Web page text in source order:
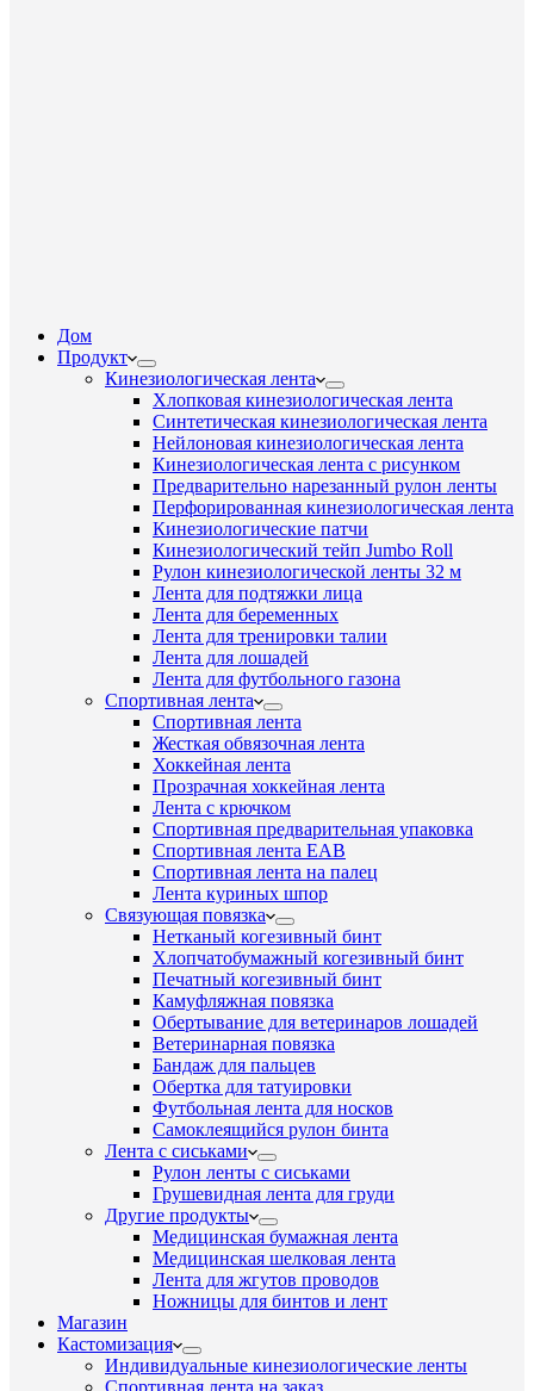
Дом
Продукт
Кинезиологическая лента
Хлопковая кинезиологическая лента
Синтетическая кинезиологическая лента
Нейлоновая кинезиологическая лента
Кинезиологическая лента с рисунком
Предварительно нарезанный рулон ленты
Перфорированная кинезиологическая лента
Кинезиологические патчи
Кинезиологический тейп Jumbo Roll
Рулон кинезиологической ленты 32 м
Лента для подтяжки лица
Лента для беременных
Лента для тренировки талии
Лента для лошадей
Лента для футбольного газона
Спортивная лента
Спортивная лента
Жесткая обвязочная лента
Хоккейная лента
Прозрачная хоккейная лента
Лента с крючком
Спортивная предварительная упаковка
Спортивная лента EAB
Спортивная лента на палец
Лента куриных шпор
Связующая повязка
Нетканый когезивный бинт
Хлопчатобумажный когезивный бинт
Печатный когезивный бинт
Камуфляжная повязка
Обертывание для ветеринаров лошадей
Ветеринарная повязка
Бандаж для пальцев
Обертка для татуировки
Футбольная лента для носков
Самоклеящийся рулон бинта
Лента с сиськами
Рулон ленты с сиськами
Грушевидная лента для груди
Другие продукты
Медицинская бумажная лента
Медицинская шелковая лента
Лента для жгутов проводов
Ножницы для бинтов и лент
Магазин
Кастомизация
Индивидуальные кинезиологические ленты
Спортивная лента на заказ